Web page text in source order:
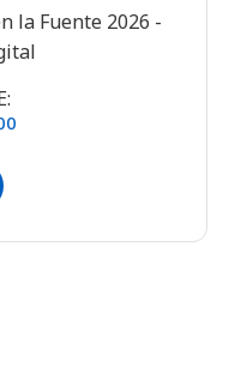
la Fuente 2026 -